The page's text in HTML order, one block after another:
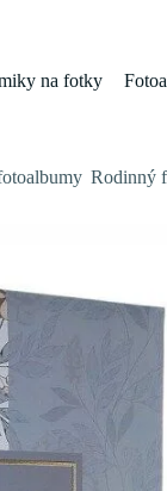
na fotky
Rodinný